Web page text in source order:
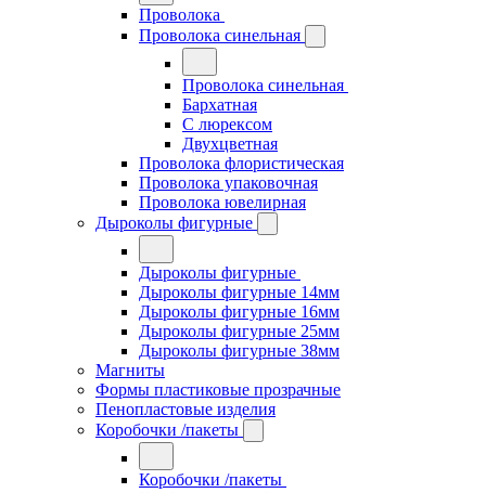
Проволока
Проволока синельная
Проволока синельная
Бархатная
С люрексом
Двухцветная
Проволока флористическая
Проволока упаковочная
Проволока ювелирная
Дыроколы фигурные
Дыроколы фигурные
Дыроколы фигурные 14мм
Дыроколы фигурные 16мм
Дыроколы фигурные 25мм
Дыроколы фигурные 38мм
Магниты
Формы пластиковые прозрачные
Пенопластовые изделия
Коробочки /пакеты
Коробочки /пакеты